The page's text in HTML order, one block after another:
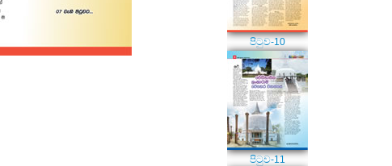
පිටුව-10
පිටුව-11